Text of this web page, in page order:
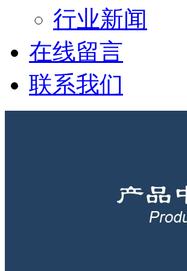
行业新闻
在线留言
联系我们